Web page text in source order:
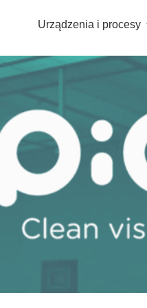
Urządzenia i procesy